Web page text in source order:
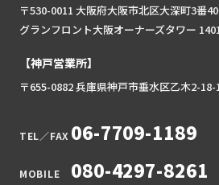
〒530-0011 大阪府大阪市北区大深町3番40
グランフロント大阪オーナーズタワー
【神戸営業所】
〒655-0882 兵庫県神戸市垂水区乙木2-18-
TEL／FAX 06-7709-1189
MOBILE 080-4297-8261